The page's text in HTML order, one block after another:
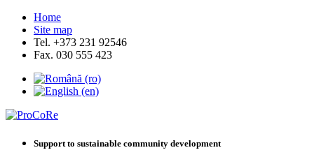
Home
Site map
Tel. +373 231 92546
Fax. 030 555 423
Support to sustainable community development